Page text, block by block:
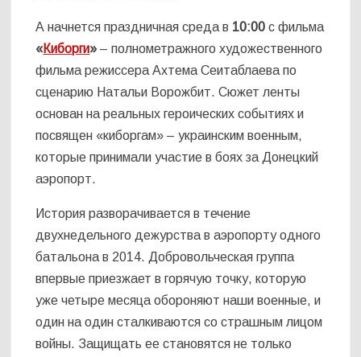
А начнется праздничная среда в 10:00 с фильма
«Киборги»– полнометражного художественного
фильма режиссера Ахтема Сеитаблаева по
сценарию Натальи Ворожбит. Сюжет ленты
основан на реальных героических событиях и
посвящен «киборгам» – украинским военным,
которые принимали участие в боях за Донецкий
аэропорт.
История разворачивается в течение
двухнедельного дежурства в аэропорту одного
батальона в 2014. Добровольческая группа
впервые приезжает в горячую точку, которую
уже четыре месяца обороняют наши военные, и
один на один сталкиваются со страшным лицом
войны. Защищать ее становятся не только